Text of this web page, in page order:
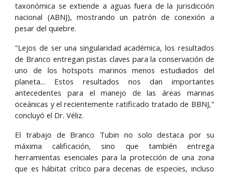
taxonómica se extiende a aguas fuera de la jurisdicción
nacional (ABNJ), mostrando un patrón de conexión a
pesar del quiebre.
"Lejos de ser una singularidad académica, los resultados
de Branco entregan pistas claves para la conservación de
uno de los hotspots marinos menos estudiados del
planeta... Estos resultados nos dan importantes
antecedentes para el manejo de las áreas marinas
oceánicas y el recientemente ratificado tratado de BBNJ,"
concluyó el Dr. Véliz.
El trabajo de Branco Tubin no solo destaca por su
máxima calificación, sino que también entrega
herramientas esenciales para la protección de una zona
que es hábitat crítico para decenas de especies, incluso